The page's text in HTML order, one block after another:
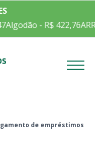
Algodão - R$ 422,76
de empréstimos